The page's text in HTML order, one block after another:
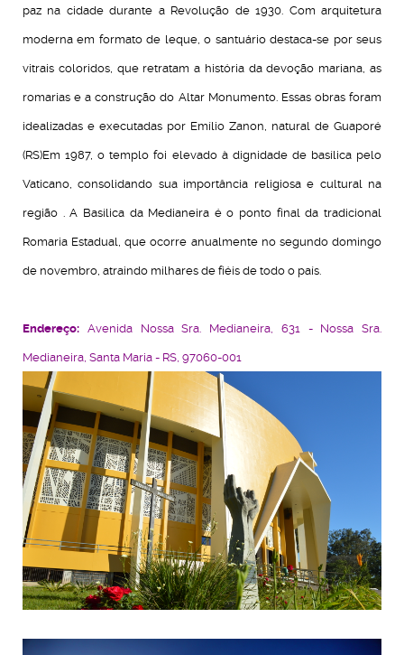
paz na cidade durante a Revolução de 1930. Com arquitetura
moderna em formato de leque, o santuário destaca-se por seus
vitrais coloridos, que retratam a história da devoção mariana, as
romarias e a construção do Altar Monumento. Essas obras foram
idealizadas e executadas por Emílio Zanon, natural de Guaporé
(RS)Em 1987, o templo foi elevado à dignidade de basílica pelo
Vaticano, consolidando sua importância religiosa e cultural na
região .A Basílica da Medianeira é o ponto final da tradicional
Romaria Estadual, que ocorre anualmente no segundo domingo
de novembro, atraindo milhares de fiéis de todo o país.
Endereço: Avenida Nossa Sra. Medianeira, 631 - Nossa Sra.
Medianeira, Santa Maria - RS, 97060-001